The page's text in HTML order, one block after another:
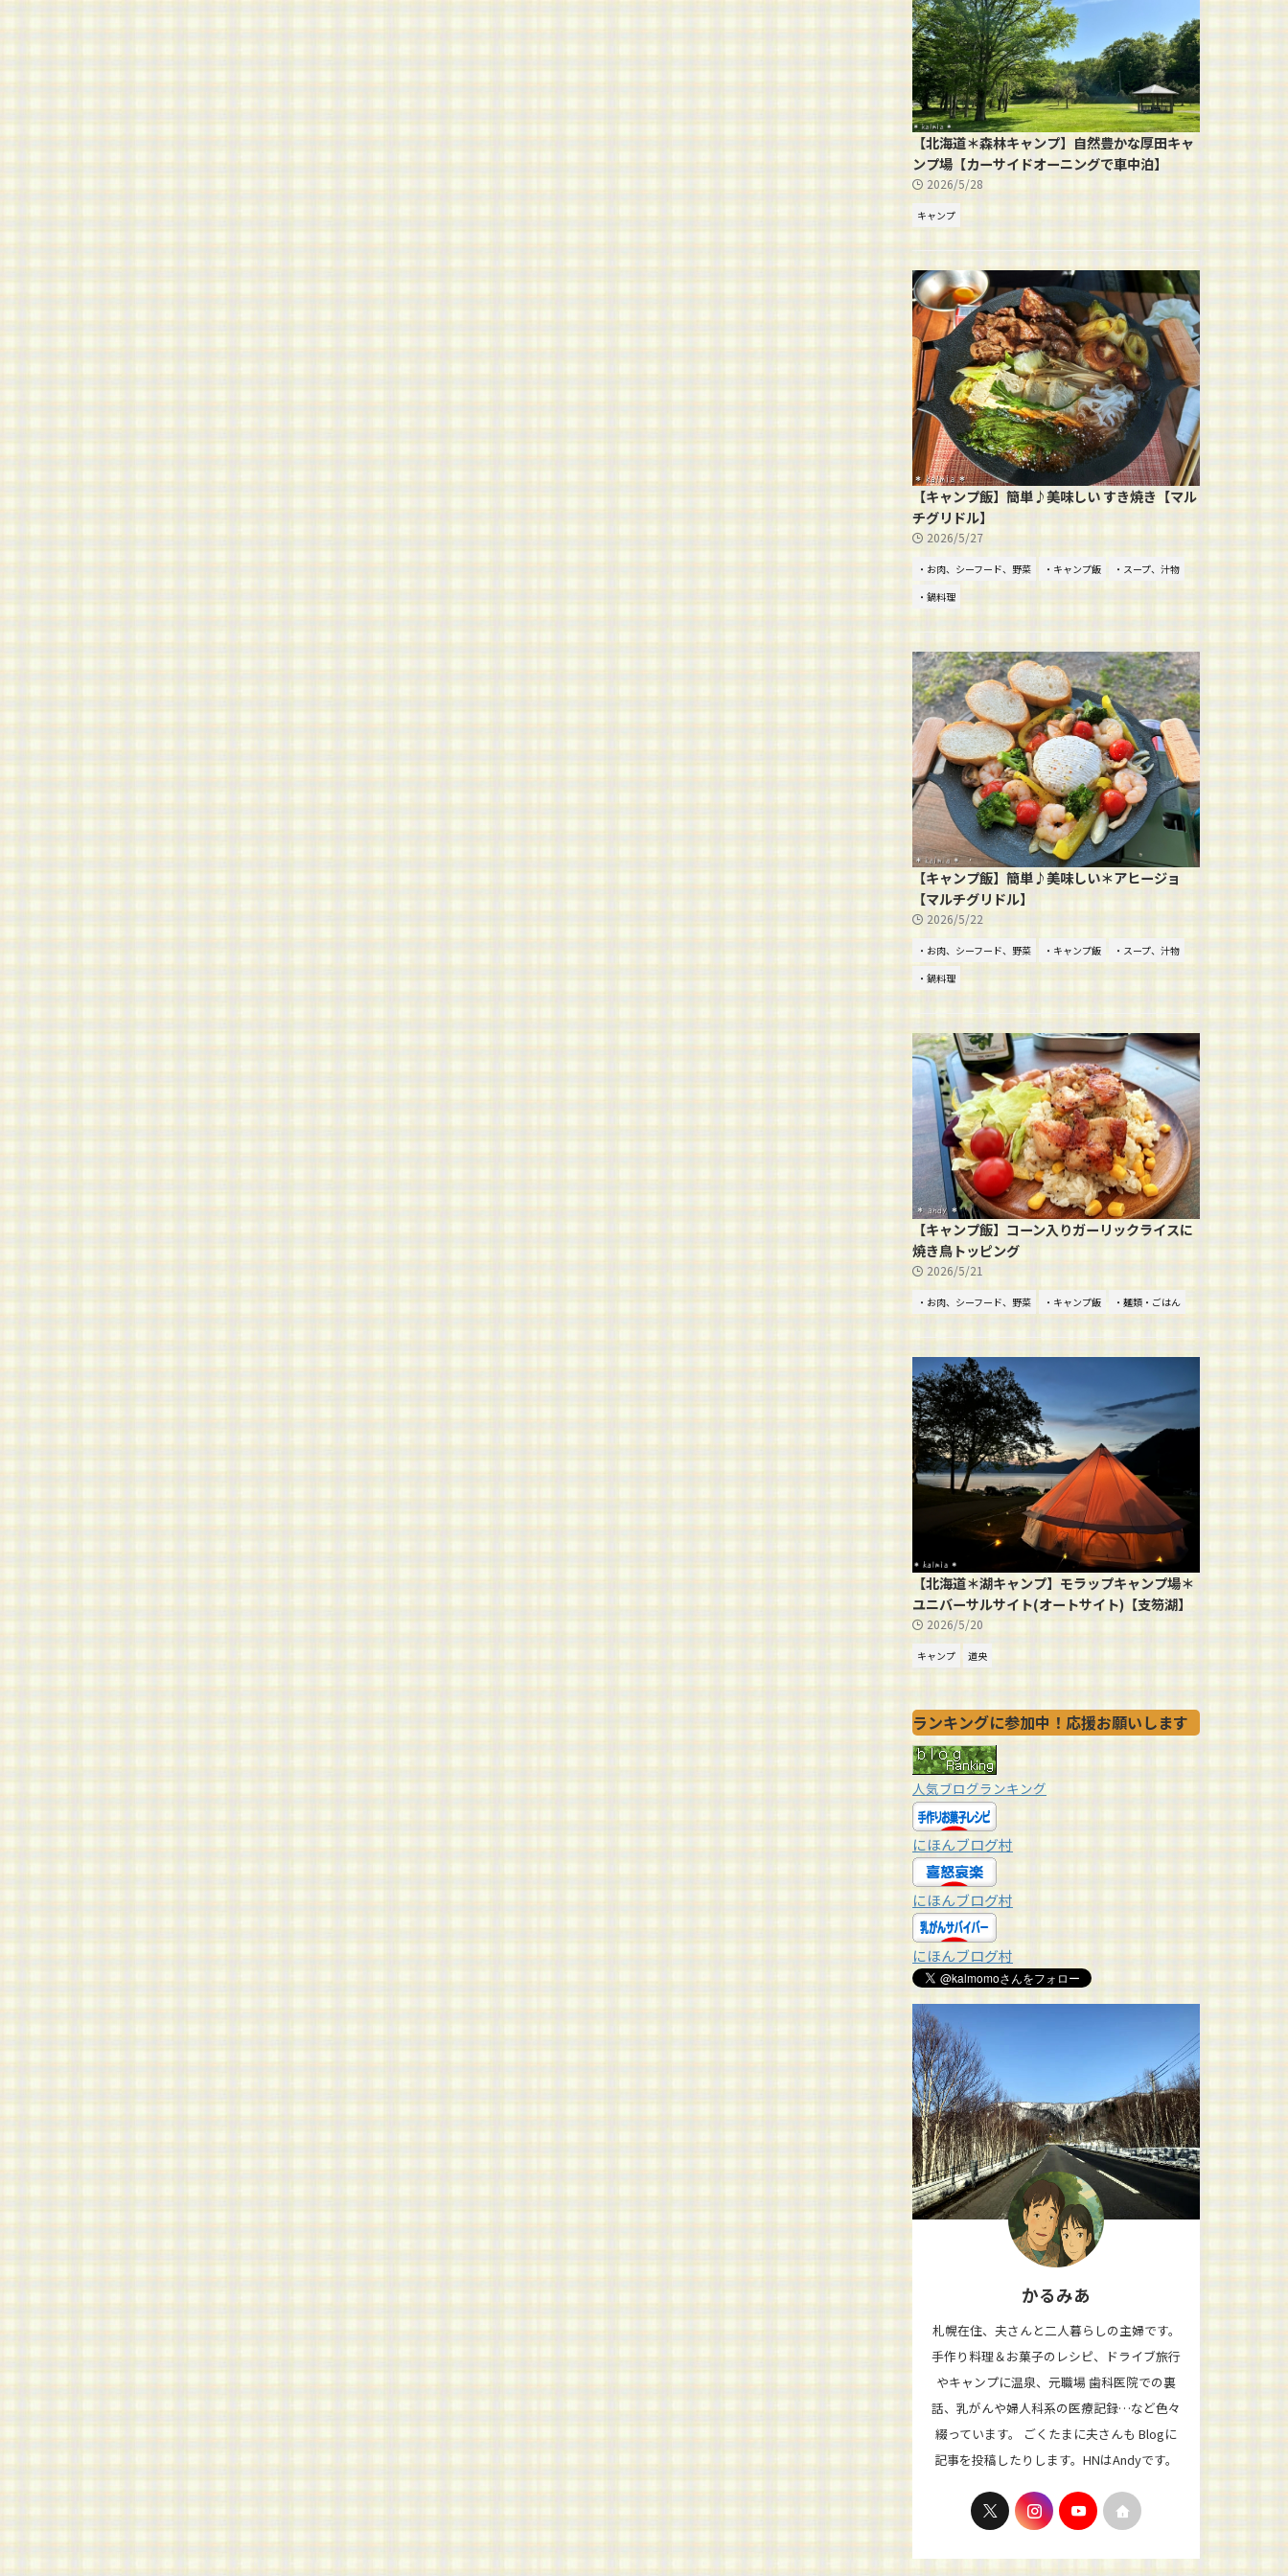
【北海道＊森林キャンプ】自然豊かな厚田キャ
ンプ場【カーサイドオーニングで車中泊】
2026/5/28
キャンプ
【キャンプ飯】簡単♪美味しい すき焼き【マル
チグリドル】
2026/5/27
・お肉、シーフード、野菜 ・キャンプ飯
・スープ、汁物
・鍋料理
【キャンプ飯】簡単♪美味しい＊アヒージョ
【マルチグリドル】
2026/5/22
・お肉、シーフード、野菜 ・キャンプ飯
・スープ、汁物
・鍋料理
【キャンプ飯】コーン入りガーリックライスに
焼き鳥トッピング
2026/5/21
・お肉、シーフード、野菜 ・キャンプ飯 ・麺類・ごはん
【北海道＊湖キャンプ】モラップキャンプ場＊
ユニバーサルサイト(オートサイト)【支笏湖】
2026/5/20
キャンプ 道央
ランキングに参加中！応援お願いします
人気ブログランキング
にほんブログ村
にほんブログ村
にほんブログ村
かるみあ
札幌在住、夫さんと二人暮らしの主婦です。
手作り料理＆お菓子のレシピ、ドライブ旅行
やキャンプに温泉、元職場 歯科医院での裏
話、乳がんや婦人科系の医療記録…など色々
綴っています。 ごくたまに夫さんも Blogに
記事を投稿したりします。HNはAndyです。